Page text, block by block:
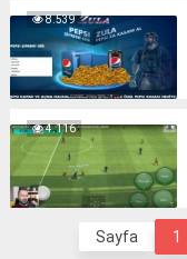
8.539
4.116
Sayfa 1